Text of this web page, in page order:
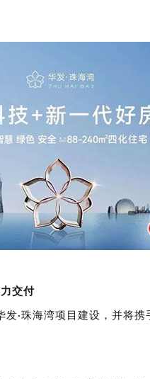
交付
发·珠海湾项目建设，并将